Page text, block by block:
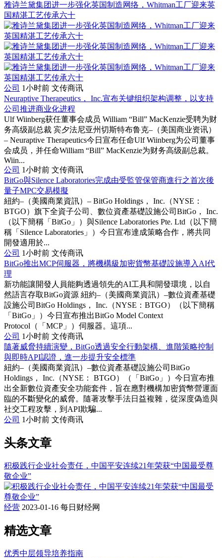
雅诗兰黛集团进一步强化英国制造网络，Whitman工厂迎来英
国精湛工艺传承六十
公司 1小时前 文传商讯
Neuraptive Therapeutics， Inc.宣布关键组织架构调整，以支持
公司推进商业化进程
Ulf Wiinberg获任董事会成员 William “Bill” MacKenzie受聘为财
务高级副总裁 宾夕法尼亚州切斯特布鲁克–（美国商业资讯）
– Neuraptive Therapeutics今日宣布任命Ulf Wiinberg为公司董事
会成员，并任命William “Bill” MacKenzie为财务高级副总裁。
Wiin...
公司 1小时前 文传商讯
BitGo與Silence Laboratories完成由受監管保管商進行之首次後
量子MPC交易模擬
紐約–（美國商業資訊）– BitGo Holdings， Inc.（NYSE：
BTGO）旗下全資子公司、數位資產基礎設施公司BitGo， Inc.
（以下簡稱「BitGo」）與Silence Laboratories Pte. Ltd（以下簡
稱「Silence Laboratories」）今日宣布達成策略合作，將共同
開發適用於...
公司 1小时前 文传商讯
BitGo推出MCP伺服器，將機構級加密貨幣基礎設施導入AI代
理
新功能讓開發人員能夠透過領先的AI工具和開發環境，以自
然語言存取BitGo資源 紐約–（美國商業資訊）–數位資產基礎
設施公司BitGo Holdings， Inc.（NYSE：BTGO）（以下簡稱
「BitGo」）今日宣布推出BitGo Model Context
Protocol（「MCP」）伺服器。這項...
公司 1小时前 文传商讯
隨著威脅持續演變，BitGo透過安全行動架構、進階策略控制
與即時API認證，進一步提升安全標準
紐約–（美國商業資訊）–數位資產基礎設施公司BitGo
Holdings， Inc.（NYSE： BTGO）（「BitGo」）今日宣布推
出全新數位資產安全功能套件，旨在應對機構加密貨幣營運面
臨的不斷變化的威脅。隨著攻擊手法日益複雜，從深度偽造與
社交工程攻擊，到API欺騙...
公司 1小时前 文传商讯
头条文章
积极践行企业社会责任，中国平安连续21年荣获“中国最受尊
敬企业”
经营 2023-01-16 每日财经网
精选文章
优秀中层领导培养指南